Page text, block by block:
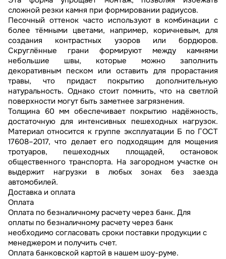
сложной резки камня при формировании радиусов.
Песочный оттенок часто используют в комбинации с
более тёмными цветами, например, коричневым, для
создания контрастных узоров или бордюров.
Скруглённые грани формируют между камнями
небольшие швы, которые можно заполнить
декоративным песком или оставить для прорастания
травы, что придаст покрытию дополнительную
натуральность. Однако стоит помнить, что на светлой
поверхности могут быть заметнее загрязнения.
Толщина 60 мм обеспечивает покрытию надёжность,
достаточную для интенсивных пешеходных нагрузок.
Материал относится к группе эксплуатации Б по ГОСТ
17608–2017, что делает его подходящим для мощения
тротуаров, пешеходных площадей, остановок
общественного транспорта. На загородном участке он
выдержит нагрузки в любых зонах без заезда
автомобилей.
Доставка и оплата
Оплата
Оплата по безналичному расчету через банк. Для
оплаты по безналичному расчету через банк
необходимо согласовать сроки поставки продукции с
менеджером и получить счет.
Оплата банковской картой в нашем шоу-руме.